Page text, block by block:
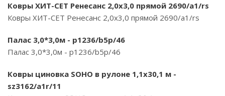
Ковры ХИТ-СЕТ Ренесанс 2,0х3,0 прямой 2690/a1/rs
Ковры ХИТ-СЕТ Ренесанс 2,0х3,0 прямой 2690/a1/rs
Палас 3,0*3,0м - p1236/b5p/46
Палас 3,0*3,0м - p1236/b5p/46
Ковры циновка SOHO в рулоне 1,1х30,1 м -
sz3162/a1r/11